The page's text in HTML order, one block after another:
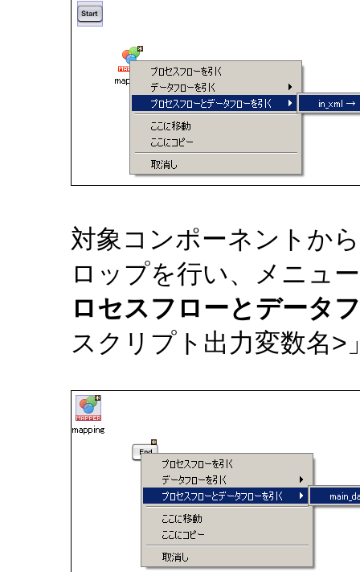
対象コンポーネントか
ロップを行い、メニュ
ロセスフローとデータ
スクリプト出力変数名>